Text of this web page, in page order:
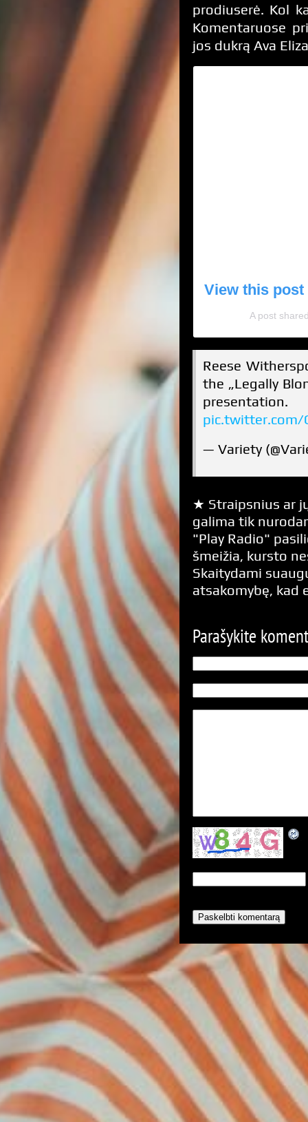
prodiuserė. Kol
Komentaruose
jos dukrą Ava
View this
A post
Reese
the „Legally
pic.twitter.com/
— Variety
★ Straipsnius ar
galima tik
"Play Radio"
šmeižia, kursto
Skaitydami
atsakomybę, kad
Parašykite